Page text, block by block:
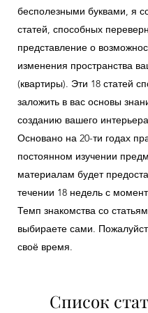
бесполезными буквами, я
статей, способных
представление о
изменения пространства
(квартиры). Эти 18 статей
заложить в вас основы
созданию вашего
Основано на 20-ти годах
постоянном изучении
материалам будет
течении 18 недель с
Темп знакомства со
выбираете сами.
своё время.
Список